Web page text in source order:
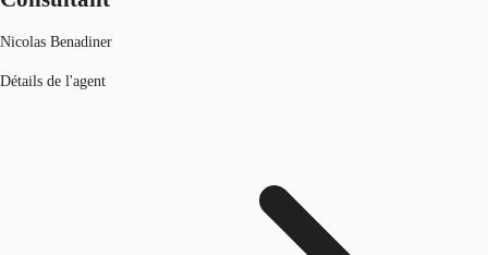
Nicolas Benadiner
Détails de l'agent